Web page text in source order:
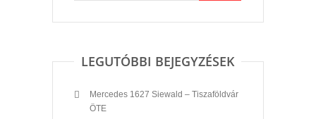
LEGUTÓBBI BEJEGYZÉSEK
Mercedes 1627 Siewald – Tiszaföldvár
ÖTE